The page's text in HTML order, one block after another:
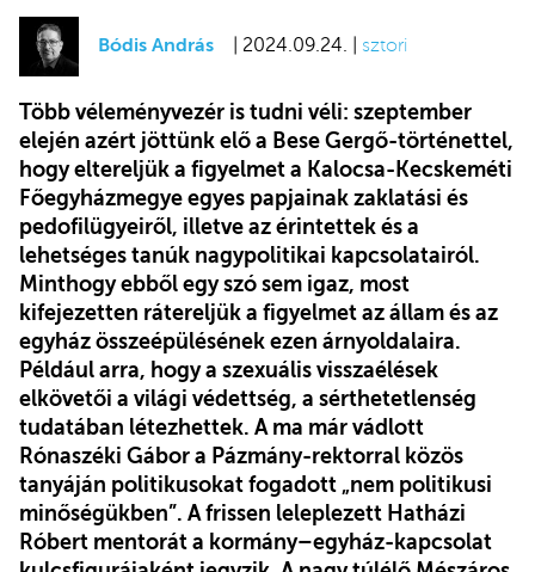
Bódis András | 2024.09.24. | sztori
Több véleményvezér is tudni véli: szeptember
elején azért jöttünk elő a Bese Gergő-történettel,
hogy eltereljük a figyelmet a Kalocsa-Kecskeméti
Főegyházmegye egyes papjainak zaklatási és
pedofilügyeiről, illetve az érintettek és a
lehetséges tanúk nagypolitikai kapcsolatairól.
Minthogy ebből egy szó sem igaz, most
kifejezetten rátereljük a figyelmet az állam és az
egyház összeépülésének ezen árnyoldalaira.
Például arra, hogy a szexuális visszaélések
elkövetői a világi védettség, a sérthetetlenség
tudatában létezhettek. A ma már vádlott
Rónaszéki Gábor a Pázmány-rektorral közös
tanyáján politikusokat fogadott „nem politikusi
minőségükben”. A frissen leleplezett Hatházi
Róbert mentorát a kormány–egyház-kapcsolat